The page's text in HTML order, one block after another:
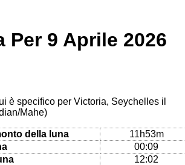
9 Aprile 2026
è specifico per Victoria, Seychelles il
Mahe)
della luna
11h53m
00:09
12:02